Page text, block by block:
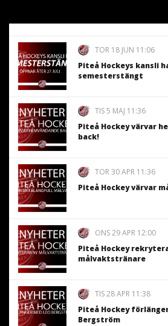
TOR 18 JUN 11:06
Piteå Hockeys kansli
semesterstängt
TIS 5 MAJ 11:36
Piteå Hockey värvar
back!
TOR 30 APR 11:36
Piteå Hockey värvar
ONS 29 APR 12:00
Piteå Hockey
målvaktstränare
TIS 28 APR 11:38
Piteå Hockey
Bergström